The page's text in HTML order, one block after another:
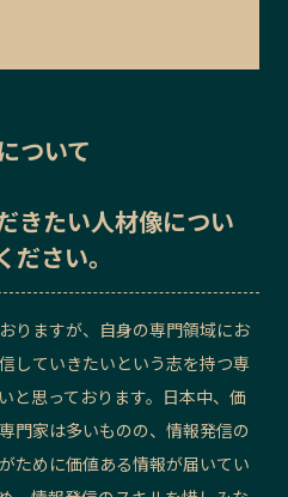
ついて
きたい人材像につい
さい。
りますが、自身の専門領域にお
していきたいという志を持つ専
と思っております。日本中、価
門家は多いものの、情報発信の
ために価値ある情報が届いてい